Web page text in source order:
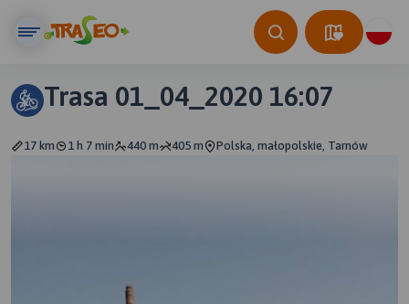
Trasa 01_04_2020 16:07
17 km 1 h 7 min 440 m 405 m Polska, małopolskie, Tarnów